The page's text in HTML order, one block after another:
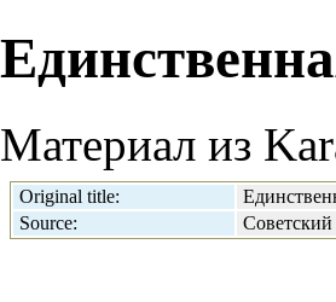
Материал из
Original title:
Source: